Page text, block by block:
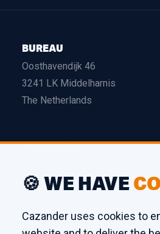
BUREAU
Oosthavendijk 46
3241 LK Middelharnis
The Netherlands
3241 LS Middelharnis
🍪 WE HAVE
Cazander uses cookies to